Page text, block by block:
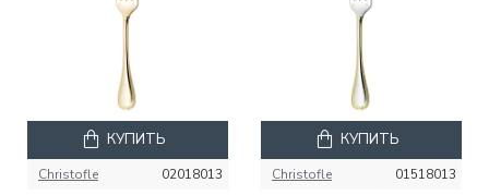
Christofle 02018013
КУПИТЬ
Christofle 01518013
КУПИТЬ